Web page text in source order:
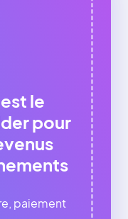
le
pour
paiement